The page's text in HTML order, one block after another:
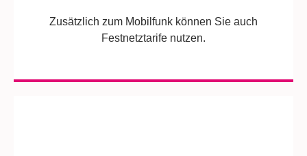
Zusätzlich zum Mobilfunk können Sie auch
Festnetztarife nutzen.